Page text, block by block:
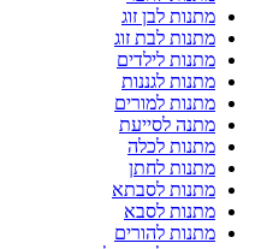
מתנות לבן זוג
מתנות לבת זוג
מתנות לילדים
מתנות לגננות
מתנות למורים
מתנה לסייעת
מתנות לכלה
מתנות לחתן
מתנות לסבתא
מתנות לסבא
מתנות להורים